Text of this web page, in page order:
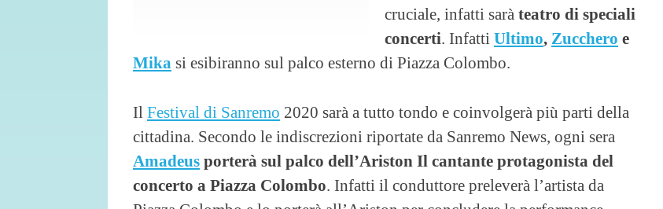
cruciale, infatti sarà teatro di speciali
concerti. Infatti Ultimo, Zucchero e
Mika si esibiranno sul palco esterno di Piazza Colombo.
Il Festival di Sanremo 2020 sarà a tutto tondo e coinvolgerà più parti della
cittadina. Secondo le indiscrezioni riportate da Sanremo News, ogni sera
Amadeus porterà sul palco dell’Ariston Il cantante protagonista del
concerto a Piazza Colombo. Infatti il conduttore preleverà l’artista da